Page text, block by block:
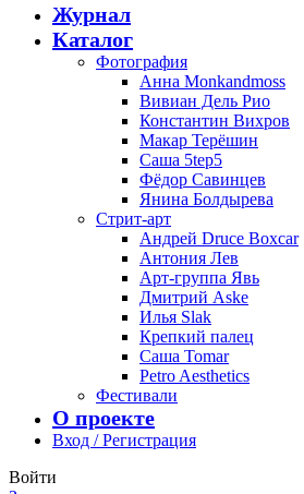
Журнал
Каталог
Фотография
Анна Monkandmoss
Вивиан Дель Рио
Константин Вихров
Макар Терёшин
Саша 5tep5
Фёдор Савинцев
Янина Болдырева
Стрит-арт
Андрей Druce Boxcar
Антония Лев
Арт-группа Явь
Дмитрий Aske
Илья Slak
Крепкий палец
Саша Tomar
Petro Aesthetics
Фестивали
О проекте
Вход / Регистрация
Войти